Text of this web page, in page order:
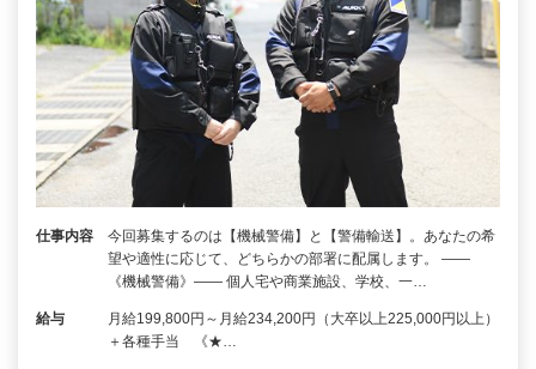
仕事内容
今回募集するのは【機械警備】と【警備輸送】。あなたの希
望や適性に応じて、どちらかの部署に配属します。 ――
《機械警備》―― 個人宅や商業施設、学校、一…
給与
月給199,800円～月給234,200円（大卒以上225,000円以上）
＋各種手当 《★…